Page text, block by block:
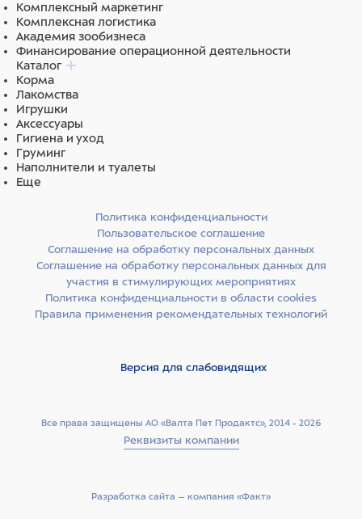
Комплексный маркетинг
Комплексная логистика
Академия зообизнеса
Финансирование операционной деятельности
Каталог
Корма
Лакомства
Игрушки
Аксессуары
Гигиена и уход
Груминг
Наполнители и туалеты
Еще
Все права защищены АО «Валта Пет Продактс», 2014 - 2026
Реквизиты компании
Политика конфиденциальности
Пользовательское соглашение
Соглашение на обработку персональных данных
Соглашение на обработку персональных данных для
участия в стимулирующих мероприятиях
Политика конфиденциальности в области cookies
Правила применения рекомендательных технологий
Версия для слабовидящих
Разработка сайта –­ компания «Факт»